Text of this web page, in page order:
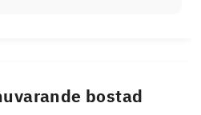
bostad